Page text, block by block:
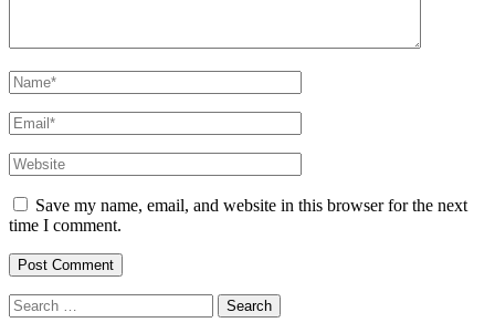
Save my name, email, and website in this browser for the next
time I comment.
Search
for: